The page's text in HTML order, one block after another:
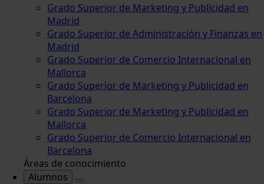
Grado Superior de Marketing y Publicidad en
Madrid
Grado Superior de Administración y Finanzas en
Madrid
Grado Superior de Comercio Internacional en
Mallorca
Grado Superior de Marketing y Publicidad en
Barcelona
Grado Superior de Marketing y Publicidad en
Mallorca
Grado Superior de Comercio Internacional en
Barcelona
Áreas de conocimiento
Alumnos